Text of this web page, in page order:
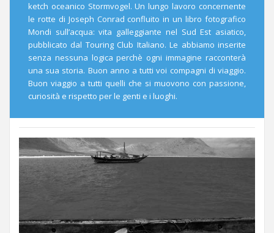
ketch oceanico Stormvogel. Un lungo lavoro concernente
le rotte di Joseph Conrad confluito in un libro fotografico
Mondi sull’acqua: vita galleggiante nel Sud Est asiatico,
pubblicato dal Touring Club Italiano. Le abbiamo inserite
senza nessuna logica perchè ogni immagine racconterà
una sua storia. Buon anno a tutti voi compagni di viaggio.
Buon viaggio a tutti quelli che si muovono con passione,
curiosità e rispetto per le genti e i luoghi.